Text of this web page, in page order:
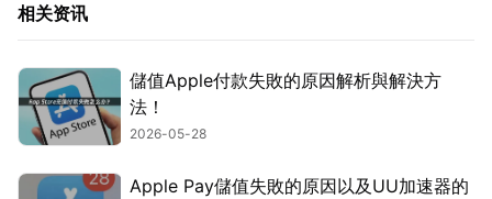
相关资讯
儲值Apple付款失敗的原因解析與解決方
法！
2026-05-28
Apple Pay儲值失敗的原因以及UU加速器的